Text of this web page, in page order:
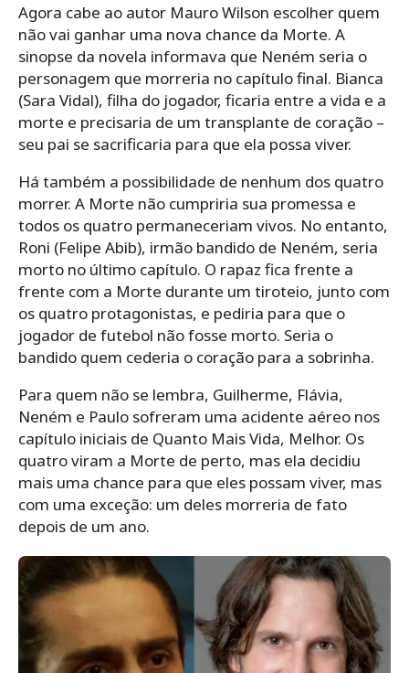
Agora cabe ao autor Mauro Wilson escolher quem
não vai ganhar uma nova chance da Morte. A
sinopse da novela informava que Neném seria o
personagem que morreria no capítulo final. Bianca
(Sara Vidal), filha do jogador, ficaria entre a vida e a
morte e precisaria de um transplante de coração –
seu pai se sacrificaria para que ela possa viver.
Há também a possibilidade de nenhum dos quatro
morrer. A Morte não cumpriria sua promessa e
todos os quatro permaneceriam vivos. No entanto,
Roni (Felipe Abib), irmão bandido de Neném, seria
morto no último capítulo. O rapaz fica frente a
frente com a Morte durante um tiroteio, junto com
os quatro protagonistas, e pediria para que o
jogador de futebol não fosse morto. Seria o
bandido quem cederia o coração para a sobrinha.
Para quem não se lembra, Guilherme, Flávia,
Neném e Paulo sofreram uma acidente aéreo nos
capítulo iniciais de Quanto Mais Vida, Melhor. Os
quatro viram a Morte de perto, mas ela decidiu
mais uma chance para que eles possam viver, mas
com uma exceção: um deles morreria de fato
depois de um ano.